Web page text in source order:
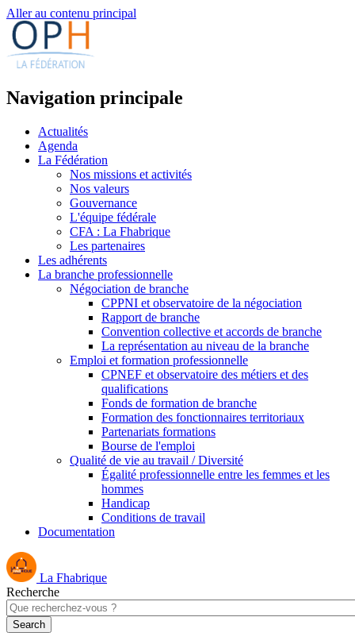
Aller au contenu principal
Navigation principale
Actualités
Agenda
La Fédération
Nos missions et activités
Nos valeurs
Gouvernance
L'équipe fédérale
CFA : La Fhabrique
Les partenaires
Les adhérents
La branche professionnelle
Négociation de branche
CPPNI et observatoire de la négociation
Rapport de branche
Convention collective et accords de branche
La représentation au niveau de la branche
Emploi et formation professionnelle
CPNEF et observatoire des métiers et des
qualifications
Fonds de formation de branche
Formation des fonctionnaires territoriaux
Partenariats formations
Bourse de l'emploi
Qualité de vie au travail / Diversité
Égalité professionnelle entre les femmes et les
hommes
Handicap
Conditions de travail
Documentation
La Fhabrique
Recherche